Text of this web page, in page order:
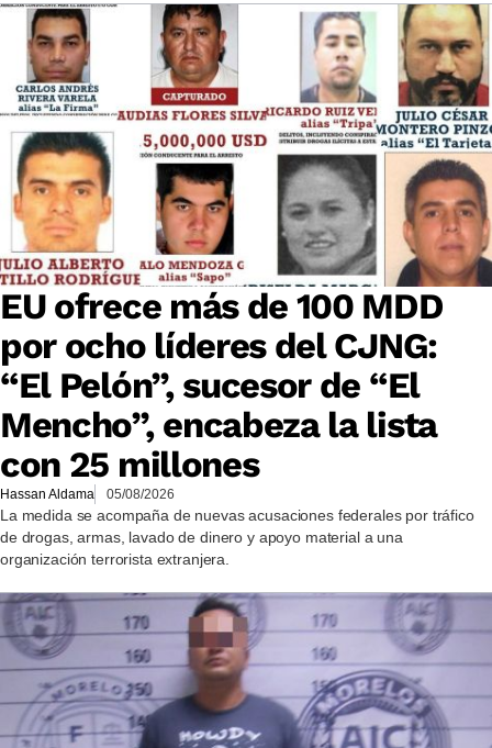
EU ofrece más de 100 MDD
por ocho líderes del CJNG:
“El Pelón”, sucesor de “El
Mencho”, encabeza la lista
con 25 millones
Hassan Aldama 05/08/2026
La medida se acompaña de nuevas acusaciones federales por tráfico
de drogas, armas, lavado de dinero y apoyo material a una
organización terrorista extranjera.